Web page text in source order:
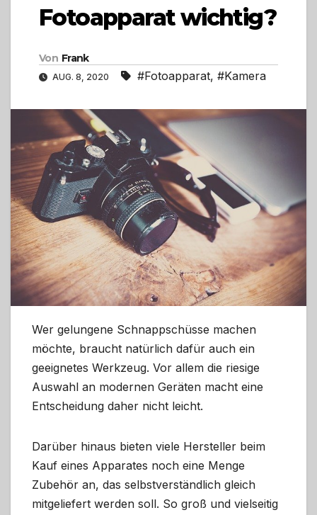
Fotoapparat wichtig?
Von Frank
AUG. 8, 2020 #Fotoapparat, #Kamera
Wer gelungene Schnappschüsse machen
möchte, braucht natürlich dafür auch ein
geeignetes Werkzeug. Vor allem die riesige
Auswahl an modernen Geräten macht eine
Entscheidung daher nicht leicht.
Darüber hinaus bieten viele Hersteller beim
Kauf eines Apparates noch eine Menge
Zubehör an, das selbstverständlich gleich
mitgeliefert werden soll. So groß und vielseitig